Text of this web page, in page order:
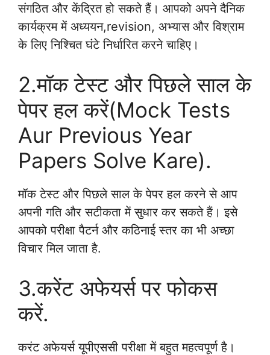
संगठित और केंद्रित हो सकते हैं। आपको अपने दैनिक
कार्यक्रम में अध्ययन,revision, अभ्यास और विश्राम
के लिए निश्चित घंटे निर्धारित करने चाहिए।
2.मॉक टेस्ट और पिछले साल के
पेपर हल करें(Mock Tests
Aur Previous Year
Papers Solve Kare).
मॉक टेस्ट और पिछले साल के पेपर हल करने से आप
अपनी गति और सटीकता में सुधार कर सकते हैं। इसे
आपको परीक्षा पैटर्न और कठिनाई स्तर का भी अच्छा
विचार मिल जाता है.
3.करेंट अफेयर्स पर फोकस
करें.
करंट अफेयर्स यूपीएससी परीक्षा में बहुत महत्वपूर्ण है।